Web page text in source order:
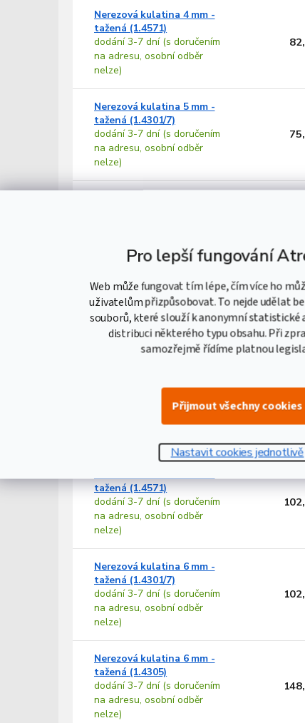
Pro lepší fungování
Web může fungovat tím lépe, čím více ho
uživatelům přizpůsobovat. To nejde udělat
souborů, které slouží k anonymní statistické
distribuci některého typu obsahu. Při
samozřejmě řídíme platnou
Nastavit cookies jednotlivě
Přijmout všechny cookies
Nerezová kulatina 4 mm -
tažená (1.4571)
dodání 3-7 dní (s doručením
na adresu, osobní odběr
nelze)
Nerezová kulatina 5 mm -
tažená (1.4301/7)
dodání 3-7 dní (s doručením
na adresu, osobní odběr
nelze)
Nerezová kulatina 5 mm -
tažená (1.4404)
dodání 3-7 dní (s doručením
na adresu, osobní odběr
dodání 3-7 dní (s doručením
na adresu, osobní odběr
tažená (1.4571)
dodání 3-7 dní (s doručením
na adresu, osobní odběr
nelze)
Nerezová kulatina 6 mm -
tažená (1.4301/7)
dodání 3-7 dní (s doručením
na adresu, osobní odběr
nelze)
Nerezová kulatina 6 mm -
tažená (1.4305)
dodání 3-7 dní (s doručením
na adresu, osobní odběr
nelze)